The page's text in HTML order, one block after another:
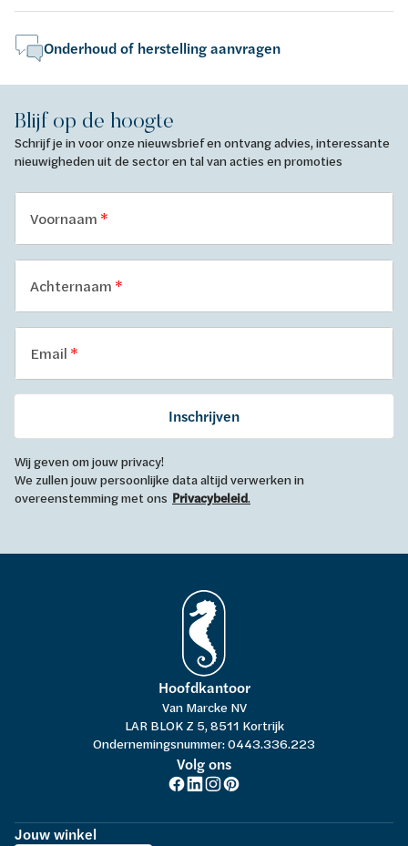
Onderhoud of herstelling aanvragen
Blijf op de hoogte
Schrijf je in voor onze nieuwsbrief en ontvang advies, interessante
nieuwigheden uit de sector en tal van acties en promoties
Voornaam
Achternaam
Email
Inschrijven
Wij geven om jouw privacy!
We zullen jouw persoonlijke data altijd verwerken in
overeenstemming met ons Privacybeleid.
Hoofdkantoor
Van Marcke NV
LAR BLOK Z 5, 8511 Kortrijk
Ondernemingsnummer: 0443.336.223
Volg ons
Jouw winkel